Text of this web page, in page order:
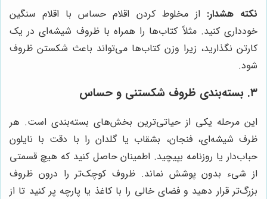
نکته هشدار: از مخلوط کردن اقلام حساس با اقلام سنگین
خودداری کنید. مثلاً کتاب‌ها را همراه با ظروف شیشه‌ای در یک
کارتن نگذارید، زیرا وزن کتاب‌ها می‌تواند باعث شکستن ظروف
شود.
۳. بسته‌بندی ظروف شکستنی و حساس
این مرحله یکی از حیاتی‌ترین بخش‌های بسته‌بندی است. هر
ظرف شیشه‌ای، فنجان، بشقاب یا گلدان را با دقت با نایلون
حباب‌دار یا روزنامه بپیچید. اطمینان حاصل کنید که هیچ قسمتی
از شیء بدون پوشش نماند. ظروف کوچک‌تر را درون ظروف
بزرگ‌تر قرار دهید و فضای خالی را با کاغذ یا پارچه پر کنید تا از